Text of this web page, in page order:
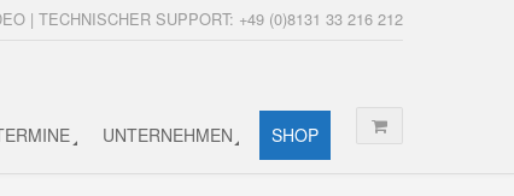
| TECHNISCHER SUPPORT: +49 (0)8131 33 216 212
UNTERNEHMEN SHOP